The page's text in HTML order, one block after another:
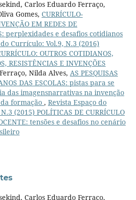
Carlos Eduardo Ferraço,
Gomes, CURRÍCULO-
EM REDES DE
perplexidades e desafios cotidianos
Currículo: Vol.9, N.3 (2016)
OUTROS COTIDIANOS,
RESISTÊNCIAS E INVENÇÕES
Nilda Alves, AS PESQUISAS
DAS ESCOLAS: pistas para se
das imagensnarrativas na invenção
formação , Revista Espaço do
(2015) POLÍTICAS DE CURRÍCULO
tensões e desafios no cenário
Carlos Eduardo Ferraço,